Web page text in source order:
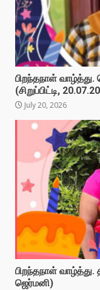
பிறந்தநாள் வாழ்த்து.
(சிறுப்பிட்டி,
July 20, 2026
பிறந்தநாள் வாழ்த்து.
ஜெர்மனி)